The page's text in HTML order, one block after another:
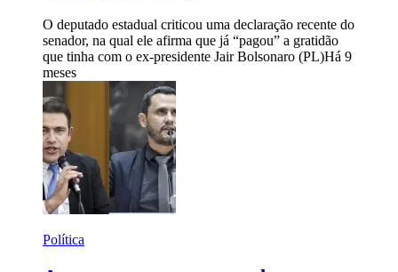
O deputado estadual criticou uma declaração recente do
senador, na qual ele afirma que já “pagou” a gratidão
que tinha com o ex-presidente Jair Bolsonaro (PL)Há 9
meses
Política